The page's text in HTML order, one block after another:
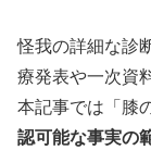
怪我の詳細な診
療発表や一次資
本記事では「膝
認可能な事実の